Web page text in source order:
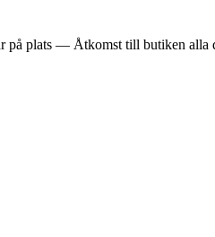
på plats — Åtkomst till butiken alla